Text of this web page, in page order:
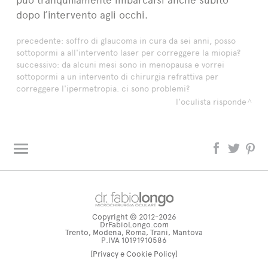
dopo l’intervento agli occhi.
precedente: soffro di glaucoma in cura da sei anni, posso
sottopormi a all'intervento laser per correggere la miopia?
successivo: da alcuni mesi sono in menopausa e vorrei
sottopormi a un intervento di chirurgia refrattiva per
correggere l'ipermetropia. ci sono problemi?
l'oculista risponde
Copyright © 2012-2026
DrFabioLongo.com
Trento, Modena, Roma, Trani, Mantova
P.IVA 10191910586
[Privacy e Cookie Policy]